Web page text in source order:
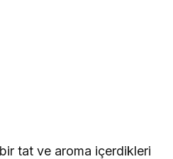
tat ve aroma içerdikleri